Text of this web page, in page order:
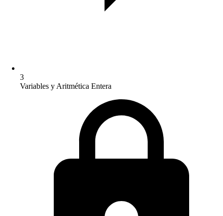
3
Variables y Aritmética Entera